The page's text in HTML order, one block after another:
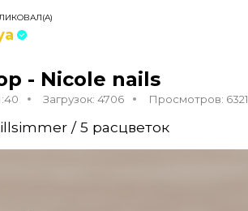
- Nicole nails
Загрузок: 4706 Просмотров: 6321
/ 5 расцветок